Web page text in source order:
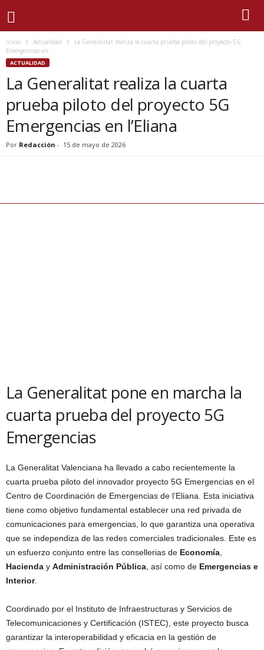
Inicio Actualidad
La Generalitat realiza la cuarta prueba piloto del proyecto 5G
Emergencias en...
ACTUALIDAD
La Generalitat realiza la cuarta
prueba piloto del proyecto 5G
Emergencias en l’Eliana
Por Redacción - 15 de mayo de 2026
La Generalitat pone en marcha la
cuarta prueba del proyecto 5G
Emergencias
La Generalitat Valenciana ha llevado a cabo recientemente la
cuarta prueba piloto del innovador proyecto 5G Emergencias en el
Centro de Coordinación de Emergencias de l’Eliana. Esta iniciativa
tiene como objetivo fundamental establecer una red privada de
comunicaciones para emergencias, lo que garantiza una operativa
que se independiza de las redes comerciales tradicionales. Este es
un esfuerzo conjunto entre las consellerias de Economía,
Hacienda y Administración Pública, así como de Emergencias e
Interior.
Coordinado por el Instituto de Infraestructuras y Servicios de
Telecomunicaciones y Certificación (ISTEC), este proyecto busca
garantizar la interoperabilidad y eficacia en la gestión de